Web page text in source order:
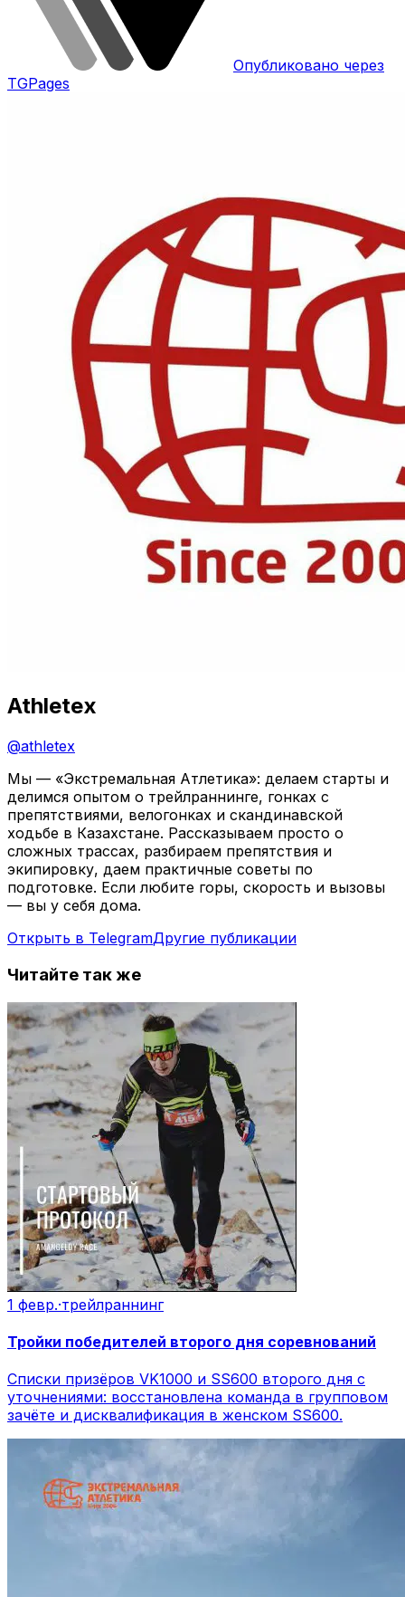
Опубликовано через
TGPages
Athletex
@athletex
Мы — «Экстремальная Атлетика»: делаем старты и
делимся опытом о трейлраннинге, гонках с
препятствиями, велогонках и скандинавской
ходьбе в Казахстане. Рассказываем просто о
сложных трассах, разбираем препятствия и
экипировку, даем практичные советы по
подготовке. Если любите горы, скорость и вызовы
— вы у себя дома.
Открыть в TelegramДругие публикации
Читайте так же
1 февр.·трейлраннинг
Тройки победителей второго дня соревнований
Списки призёров VK1000 и SS600 второго дня с
уточнениями: восстановлена команда в групповом
зачёте и дисквалификация в женском SS600.